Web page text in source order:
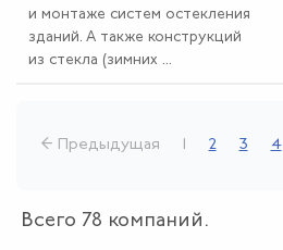
и монтаже систем остекления
зданий. А также конструкций
из стекла (зимних ...
← Предыдущая 2 3 4
Всего 78 компаний.